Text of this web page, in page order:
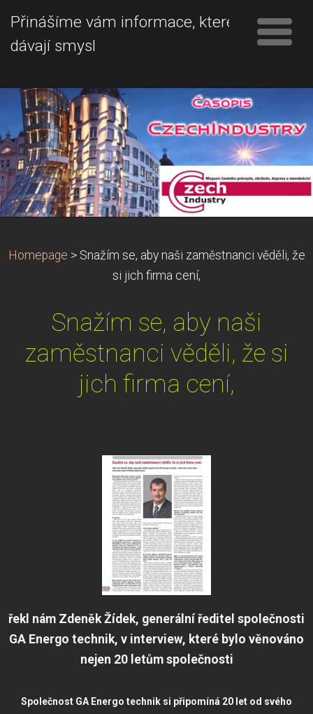
Přinášíme vám informace, které
dávají smysl
Homepage > Snažím se, aby naši zaměstnanci věděli, že
si jich firma cení,
Snažím se, aby naši
zaměstnanci věděli, že si
jich firma cení,
řekl nám Zdeněk Žídek, generální ředitel společnosti
GA Energo technik, v interview, které bylo věnováno
nejen 20 letům společnosti
Společnost GA Energo technik si připomíná 20 let od svého